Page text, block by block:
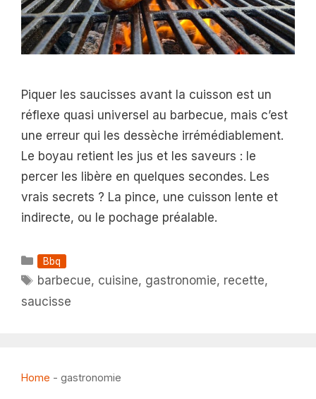
Piquer les saucisses avant la cuisson est un
réflexe quasi universel au barbecue, mais c’est
une erreur qui les dessèche irrémédiablement.
Le boyau retient les jus et les saveurs : le
percer les libère en quelques secondes. Les
vrais secrets ? La pince, une cuisson lente et
indirecte, ou le pochage préalable.
Catégories
Bbq
Étiquettes
barbecue, cuisine, gastronomie, recette,
saucisse
Home - gastronomie